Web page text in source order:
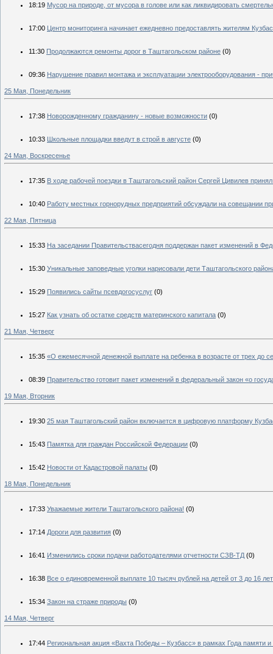
18:19 Мусор на природе, от мусора в голове или как ликвидировать
17:00 Центр мониторинга начинает ежедневно предоставлять жителям
11:30 Продолжаются ремонты дорог в Таштагольском районе (0)
09:36 Нарушение правил монтажа и эксплуатации электрооборудования -
25 Мая, Понедельник
17:38 Новорожденному гражданину - новые возможности (0)
10:33 Школьные площадки введут в строй в августе (0)
24 Мая, Воскресенье
17:35 В ходе рабочей поездки в Таштагольский район Сергей Цивилев
10:40 Работу местных горнорудных предприятий обсуждали на совещании
22 Мая, Пятница
15:33 На заседании Правительствасегодня поддержан пакет изменений в
15:30 Уникальные заповедные уголки нарисовали дети Таштагольского
15:29 Появились сайты псевдогосуслуг (0)
15:27 Как узнать об остатке средств материнского капитала (0)
21 Мая, Четверг
15:35 «О ежемесячной денежной выплате на ребенка в возрасте от трех до
08:39 Правительство готовит пакет изменений в федеральный закон «о
19 Мая, Вторник
19:30 25 мая Таштагольский район включается в цифровую платформу
15:43 Памятка для граждан Российской Федерации (0)
15:42 Новости от Кадастровой палаты (0)
18 Мая, Понедельник
17:33 Уважаемые жители Таштагольского района! (0)
17:14 Дороги для развития (0)
16:41 Изменились сроки подачи работодателями отчетности СЗВ-ТД (0)
16:38 Все о единовременной выплате 10 тысяч рублей на детей от 3 до 16 лет
15:34 Закон на страже природы (0)
14 Мая, Четверг
17:44 Региональная акция «Вахта Победы – Кузбасс» в рамках Года памяти